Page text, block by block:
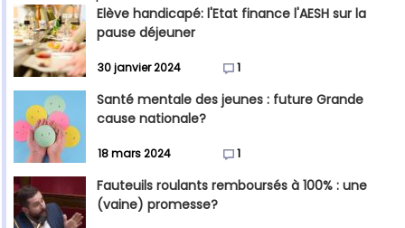
Elève handicapé: l'Etat finance l'AESH sur la
pause déjeuner
30 janvier 2024 1
Santé mentale des jeunes : future Grande
cause nationale?
18 mars 2024 1
Fauteuils roulants remboursés à 100% : une
(vaine) promesse?